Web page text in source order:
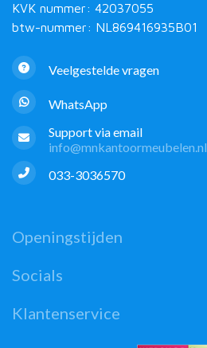
KVK nummer: 42037055
btw-nummer: NL869416935B01
Veelgestelde vragen
WhatsApp
Support via email
info@mnkantoormeubelen.nl
033-3036570
Openingstijden
Socials
Klantenservice